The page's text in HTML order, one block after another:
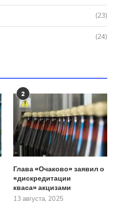
(23)
(24)
2
Глава «Очаково» заявил о
«дискредитации
кваса» акцизами
13 августа, 2025